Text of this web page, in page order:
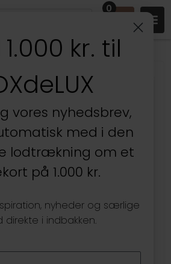
0
/Flere serier /Aurea
kr. til
vores nyhedsbrev,
med i den
lodtrækning om et
på 1.000 kr.
nyheder og særlige
direkte i indbakken.